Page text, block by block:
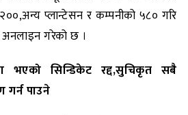
प्लान्टेसन र कम्पनीको ५८० गरि
अनलाइन गरेको छ ।
भएको सिन्डिकेट रद्द,सुचिकृत सबै
गर्न पाउने